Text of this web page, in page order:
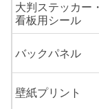
大判ステッカー・
看板用シール
バックパネル
壁紙プリント